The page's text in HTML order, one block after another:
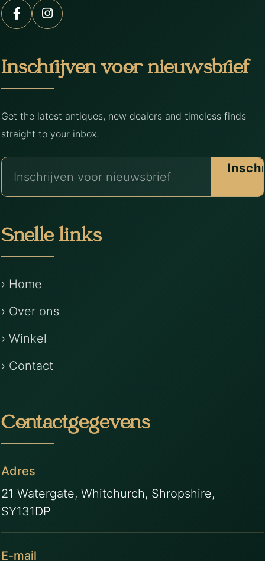
Inschrijven voor nieuwsbrief
Get the latest antiques, new dealers and timeless finds
straight to your inbox.
Snelle links
› Home
› Over ons
› Winkel
› Contact
Contactgegevens
Adres
21 Watergate, Whitchurch, Shropshire,
SY131DP
E-mail